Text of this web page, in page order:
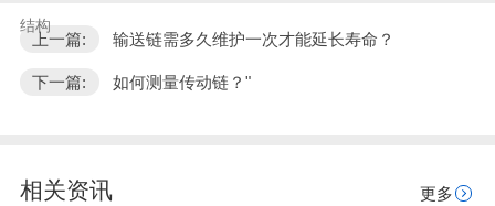
结构
上一篇: 输送链需多久维护一次才能延长寿命？
下一篇: 如何测量传动链？"
相关资讯 更多